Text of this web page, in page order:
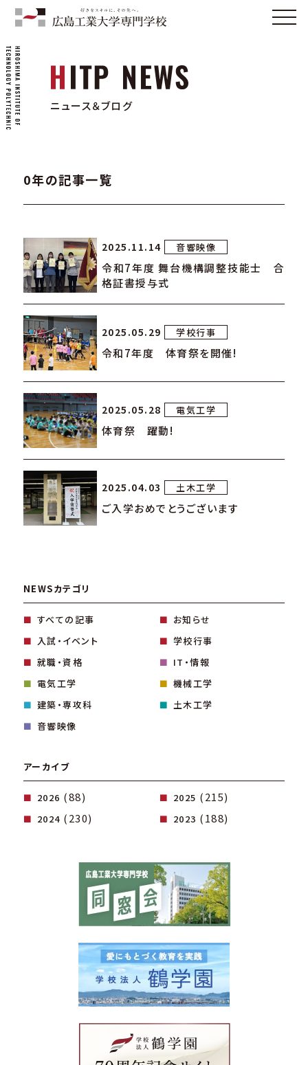
ニュース＆ブログ
0年の記事一覧
2025.11.14 音響映像
令和7年度 舞台機構調整技能士 合
格証書授与式
2025.05.29 学校行事
令和7年度 体育祭を開催!
2025.05.28 電気工学
体育祭 躍動!
2025.04.03 土木工学
ご入学おめでとうございます
NEWSカテゴリ
すべての記事
お知らせ
入試・イベント
学校行事
就職・資格
IT・情報
電気工学
機械工学
建築・専攻科
土木工学
音響映像
アーカイブ
2026 (88) 2025 (215)
2024 (230) 2023 (188)